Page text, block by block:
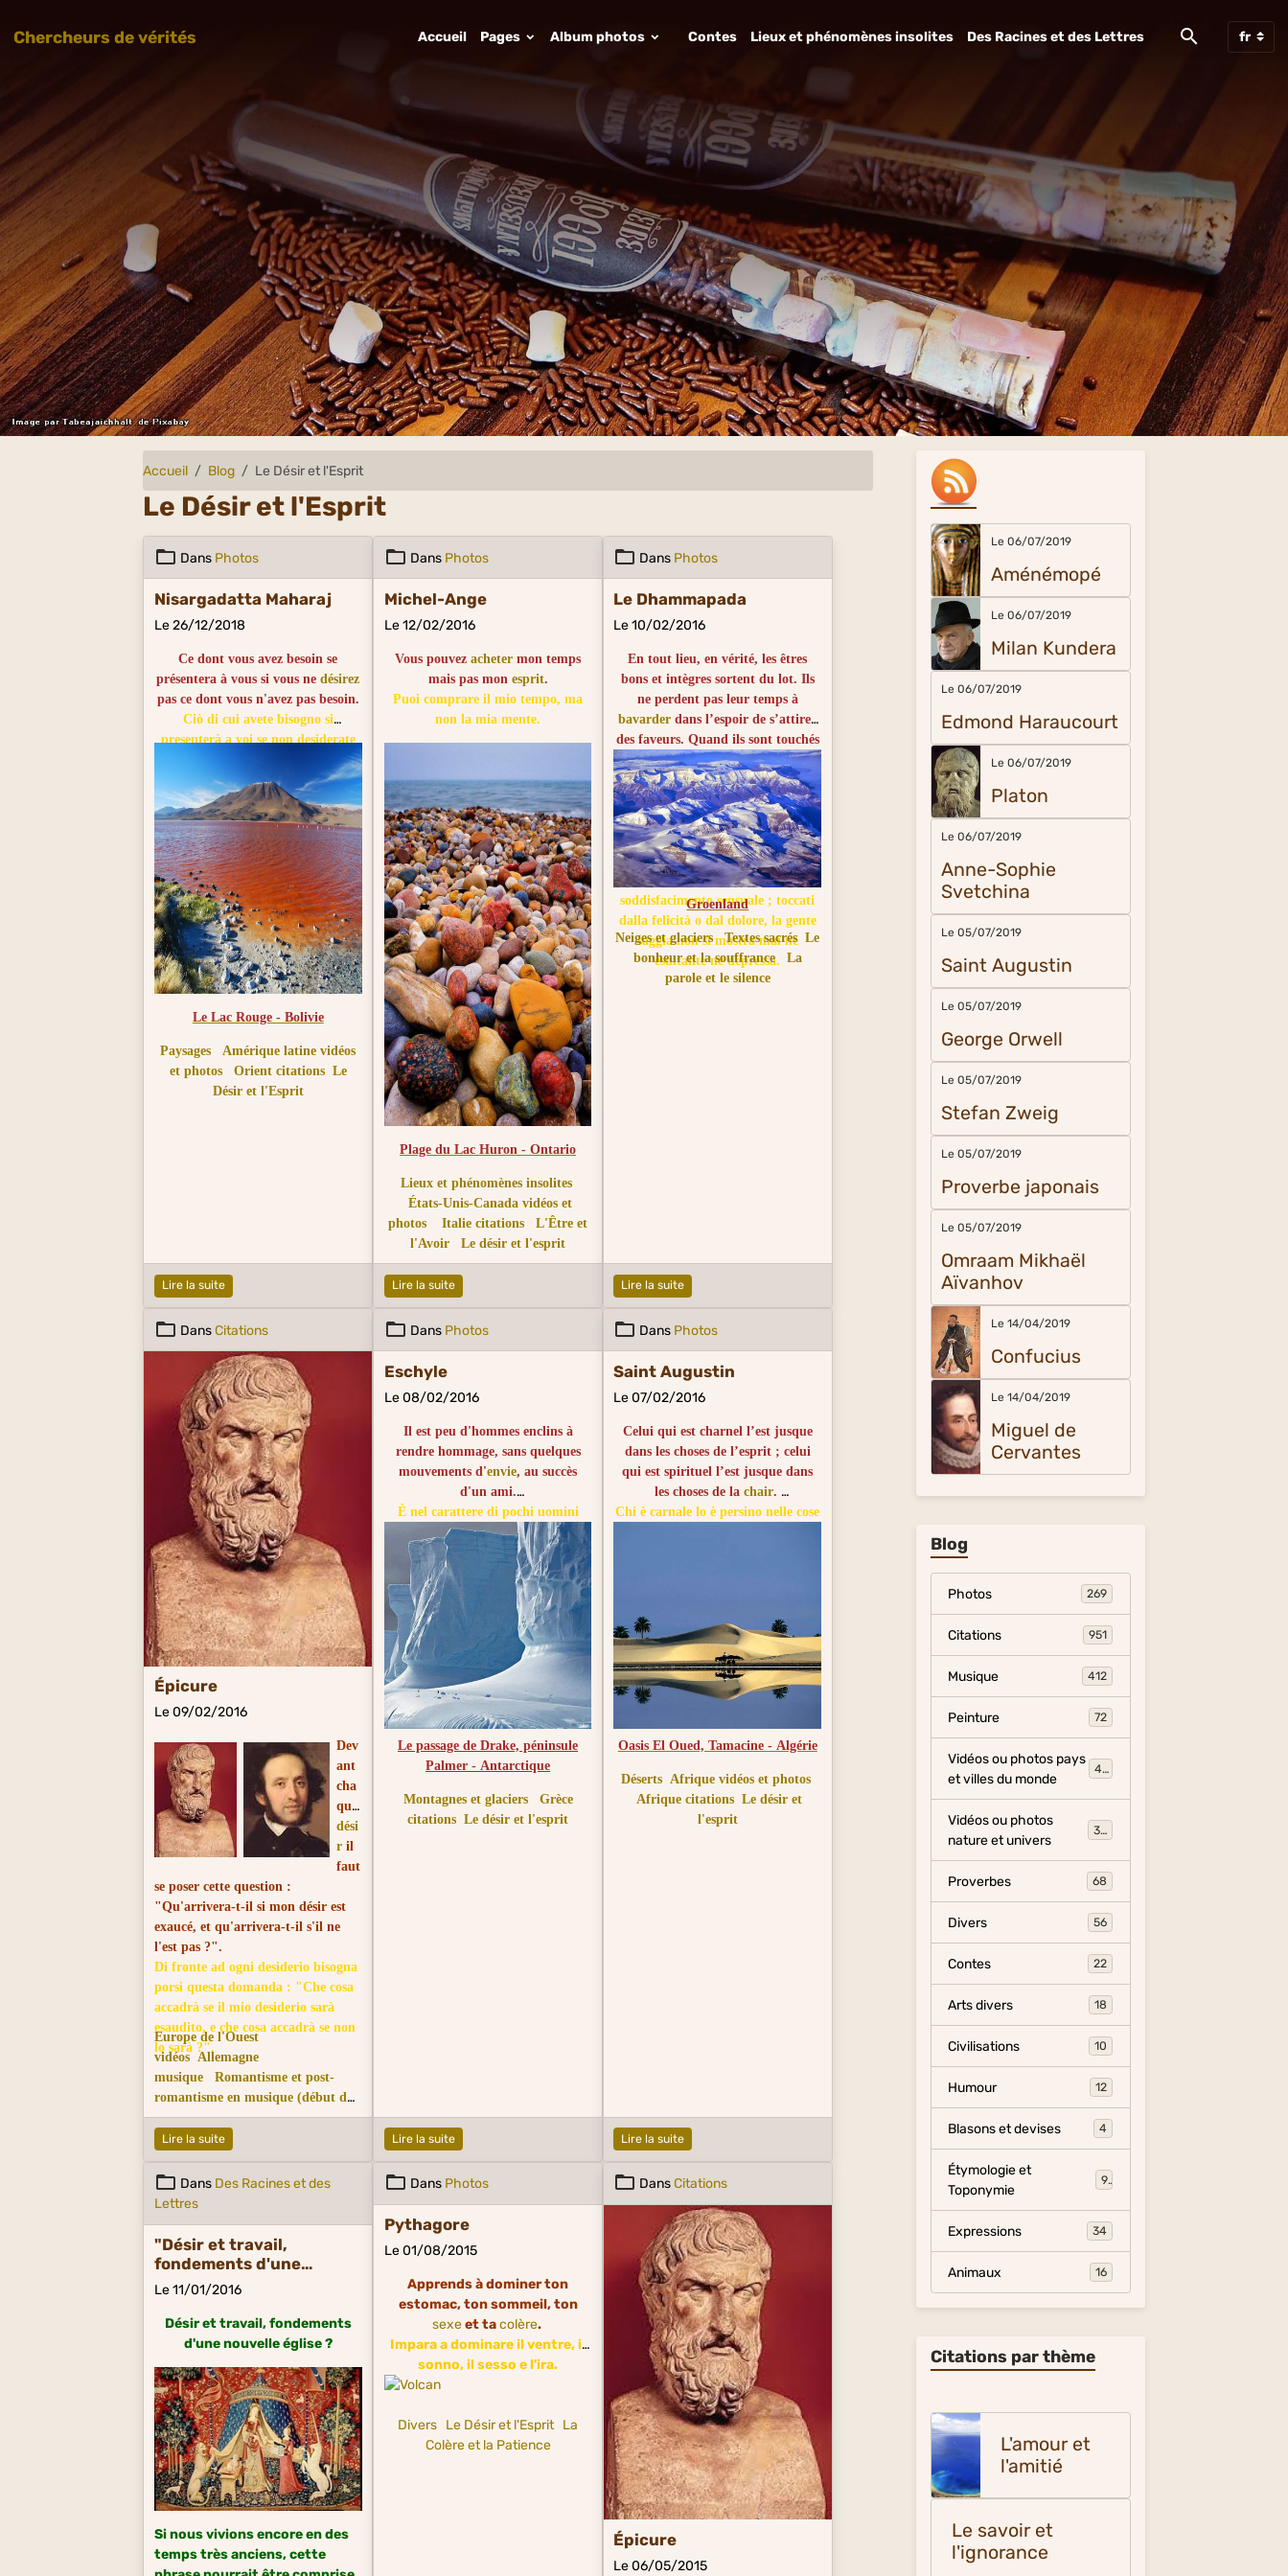
Chercheurs de vérités Accueil Pages Album photos Contes Lieux et phénomènes insolites Des Racines et des Lettres
Accueil Blog Le Désir et l'Esprit
Le Désir et l'Esprit
Dans Photos
Nisargadatta Maharaj
Le 26/12/2018
Ce dont vous avez besoin se
présentera à vous si vous nedésirez
pas ce dont vous n'avez pas besoin.
Ciò di cui avete bisogno si
presenterà a voi se non desiderate
bisogno.
Le Lac Rouge - Bolivie
Paysages
Amérique latine vidéos
et photos
Orient citations Le
Désir et l'Esprit
Lire la suite
Dans Photos
Michel-Ange
Le 12/02/2016
Vous pouvezacheter mon temps
mais pas mon esprit.
Puoi comprare il mio tempo, ma
non la mia mente.
Plage du Lac Huron - Ontario
Lieux et phénomènes insolites
États-Unis-Canada vidéos et
photos
Italie citations
L'Être et
l'Avoir
Le désir et l'esprit
Lire la suite
Dans Photos
Le Dhammapada
Le 10/02/2016
En tout lieu, en vérité, les êtres
bons et intègres sortent du lot. Ils
ne perdent pas leur temps à
bavarder dans l’espoir de s’attirer
des faveurs. Quand ils sont touchés
par lebonheurou par le chagrin,
les sages ne montrent aucun signe
de joie ni de tristesse.
Gli uomini buoni, in verità,
camminano attenti in ogni
situazione ; gli uomini buoni non
esprimono un desiderio di
soddisfacimento sensuale ; toccati
dalla felicità o dal dolore, la gente
saggia non si mostra mai né
esultante né depressa.
Groenland
Neiges et glaciers Textes sacrés Le
bonheur et la souffrance
La
parole et le silence
Lire la suite
DansCitations
Épicure
Le 09/02/2016
Dev
ant
cha
que
dési
ril
faut
se poser cette question :
"Qu'arrivera-t-il si mon désir est
exaucé, et qu'arrivera-t-il s'il ne
l'est pas ?".
Di fronte ad ogni desiderio bisogna
porsi questa domanda : "Che cosa
accadrà se il mio desiderio sarà
esaudito, e che cosa accadrà se non
lo sarà ?".
Europe de l'Ouest
vidéos Allemagne
musique
Romantisme et post-
romantisme en musique (début du
XIXe s.au début du XXe s.) Le
Désir et l'Esprit
Lire la suite
Dans Photos
Eschyle
Le 08/02/2016
Il est peu d'hommes enclins à
rendre hommage, sans quelques
mouvements d'envie, au succès
d'un ami.
È nel carattere di pochi uomini
onorare senza invidia un amico che
ha fatto fortuna.
Le passage de Drake, péninsule
Palmer - Antarctique​
Montagnes et glaciers
Grèce
citations Le désir et l'esprit
Lire la suite
Dans Photos
Saint Augustin
Le 07/02/2016
Celui qui est charnel l’est jusque
dans les choses de l’esprit ; celui
qui est spirituel l’est jusque dans
les choses de la chair.
Chi è carnale lo è persino nelle cose
Oasis El Oued, Tamacine - Algérie
Déserts Afrique vidéos et photos
Afrique citations Le désir et
l'esprit
Lire la suite
Dans Des Racines et des
Lettres
"Désir et travail,
fondements d'une
nouvelle église ?
Le 11/01/2016
Désir et travail, fondements
d'une nouvelle église ?
Si nous vivions encore en des
temps très anciens, cette
Dans Photos
Pythagore
Le 01/08/2015
Apprends à dominer ton
estomac, ton sommeil, ton
sexeet tacolère.
Impara a dominare il ventre, il
sonno, il sesso e l'ira.
Divers Le Désir et l'Esprit La
Colère et la Patience
Dans Citations
Épicure
Le 06/05/2015
Le 06/07/2019
Aménémopé
Le 06/07/2019
Milan Kundera
Le 06/07/2019
Edmond Haraucourt
Le 06/07/2019
Platon
Le 06/07/2019
Anne-Sophie
Svetchina
Le 05/07/2019
Saint Augustin
Le 05/07/2019
George Orwell
Le 05/07/2019
Stefan Zweig
Le 05/07/2019
Proverbe japonais
Le 05/07/2019
Omraam Mikhaël
Aïvanhov
Le 14/04/2019
Confucius
Le 14/04/2019
Miguel de
Cervantes
Blog
Photos 269
Citations 951
Musique 412
Peinture 72
Vidéos ou photos pays
et villes du monde
454
Vidéos ou photos
nature et univers
325
Proverbes 68
Divers 56
Contes 22
Arts divers 18
Civilisations 10
Humour 12
Blasons et devises 4
Étymologie et
Toponymie
9
Expressions 34
Animaux 16
Citations par thème
L'amour et
l'amitié
Le savoir et
l'ignorance